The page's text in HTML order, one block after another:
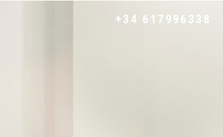
+34 617996338